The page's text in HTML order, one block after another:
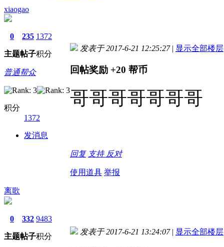
xiaogao
0
主题
235
帖子
1372
积分
普通帮众
积分
1372
发消息
发表于 2017-6-21 12:25:27 | 显示全部楼层
回帖奖励 +20 帮币
哥哥哥哥哥哥哥
回复 支持 反对
使用道具 举报
离歌
0
主题
332
帖子
9483
积分
发表于 2017-6-21 13:24:07 | 显示全部楼层